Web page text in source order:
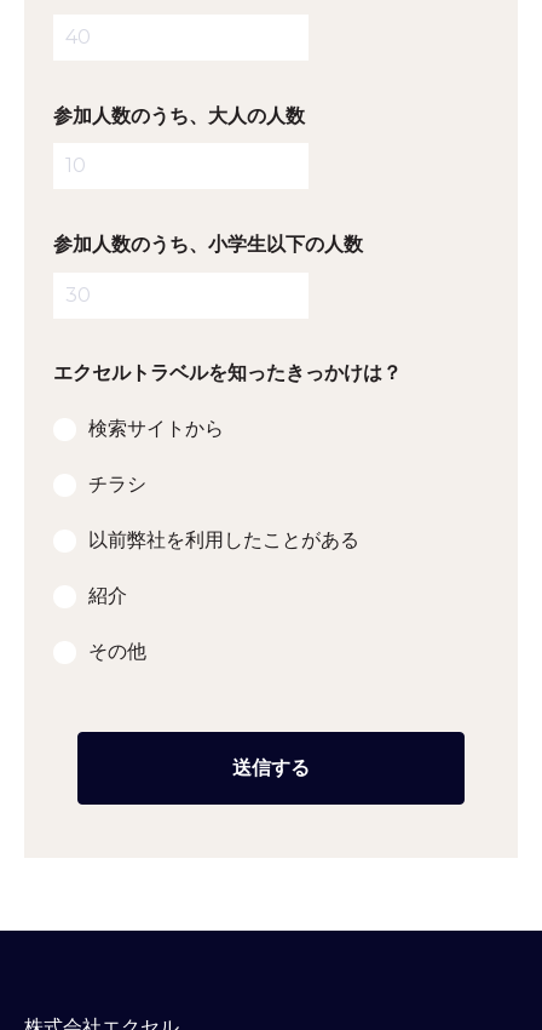
参加人数のうち、大人の人数
参加人数のうち、小学生以下の人数
エクセルトラベルを知ったきっかけは？
検索サイトから
チラシ
以前弊社を利用したことがある
紹介
その他